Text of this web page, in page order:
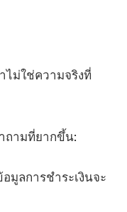
ม่ใช่ความจริงที่
ถามที่ยากขึ้น:
มูลการชำระเงินจะ